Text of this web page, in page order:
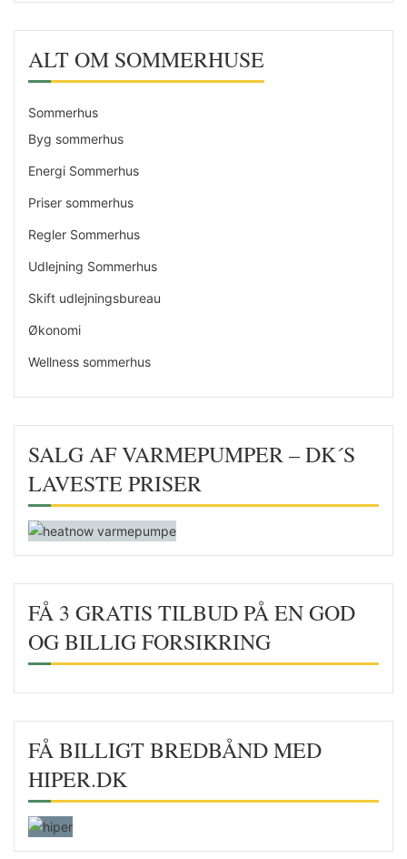
ALT OM SOMMERHUSE
Sommerhus
Byg sommerhus
Energi Sommerhus
Priser sommerhus
Regler Sommerhus
Udlejning Sommerhus
Skift udlejningsbureau
Økonomi
Wellness sommerhus
SALG AF VARMEPUMPER – DK´S
LAVESTE PRISER
FÅ 3 GRATIS TILBUD PÅ EN GOD
OG BILLIG FORSIKRING
FÅ BILLIGT BREDBÅND MED
HIPER.DK